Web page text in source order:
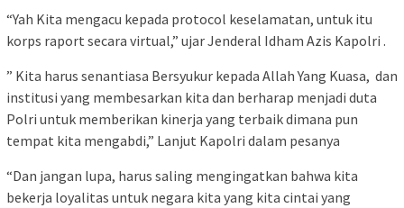
“Yah Kita mengacu kepada protocol keselamatan, untuk itu
korps raport secara virtual,” ujar Jenderal Idham Azis Kapolri .
” Kita harus senantiasa Bersyukur kepada Allah Yang Kuasa, dan
institusi yang membesarkan kita dan berharap menjadi duta
Polri untuk memberikan kinerja yang terbaik dimana pun
tempat kita mengabdi,” Lanjut Kapolri dalam pesanya
“Dan jangan lupa, harus saling mengingatkan bahwa kita
bekerja loyalitas untuk negara kita yang kita cintai yang